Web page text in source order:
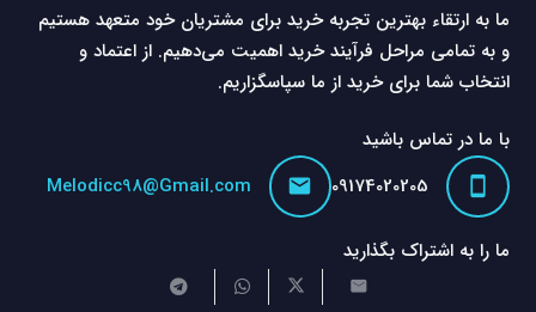
ما به ارتقاء بهترین تجربه خرید برای مشتریان خود متعهد هستیم
و به تمامی مراحل فرآیند خرید اهمیت می‌دهیم. از اعتماد و
انتخاب شما برای خرید از ما سپاسگزاریم.
با ما در تماس باشید
09174020205
Melodicc98@Gmail.com
ما را به اشتراک بگذارید